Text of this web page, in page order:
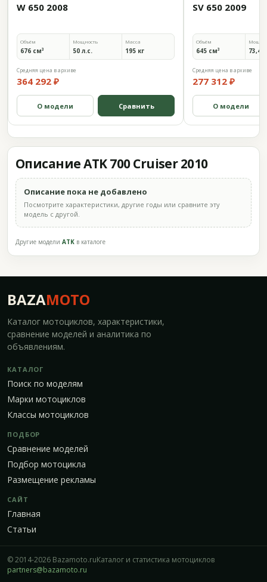
W 650 2008
Объём
676 см³
Мощность
50 л.с.
Масса
195 кг
Средняя цена в архиве
364 292 ₽
О модели Сравнить
SV 650 2009
Объём
645 см³ 73,4
Средняя цена в архиве
277 312 ₽
О модели
Описание ATK 700 Cruiser 2010
Описание пока не добавлено
Посмотрите характеристики, другие годы или сравните эту
модель с другой.
Другие модели ATK в каталоге
BAZAMOTO
Каталог мотоциклов, характеристики,
сравнение моделей и аналитика по
объявлениям.
КАТАЛОГ
Поиск по моделям
Марки мотоциклов
Классы мотоциклов
ПОДБОР
Сравнение моделей
Подбор мотоцикла
Размещение рекламы
САЙТ
Главная
Статьи
© 2014-2026 Bazamoto.ruКаталог и статистика мотоциклов
partners@bazamoto.ru